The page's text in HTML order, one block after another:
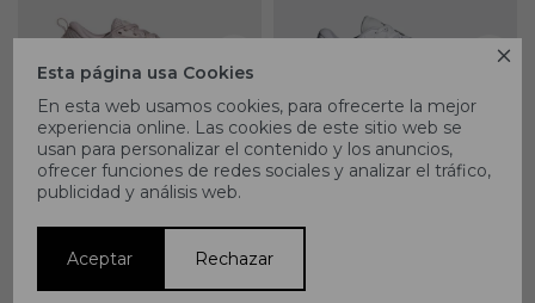

Esta página usa Cookies
En esta web usamos cookies, para ofrecerte la mejor
experiencia online. Las cookies de este sitio web se
usan para personalizar el contenido y los anuncios,
ofrecer funciones de redes sociales y analizar el tráfico,
publicidad y análisis web.
Aceptar Rechazar
Ease 2 - Rosado
Blanco